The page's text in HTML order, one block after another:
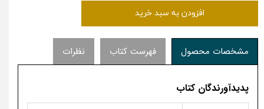
افزودن به سبد خرید
مشخصات محصول فهرست کتاب نظرات
پدیدآورندگان کتاب